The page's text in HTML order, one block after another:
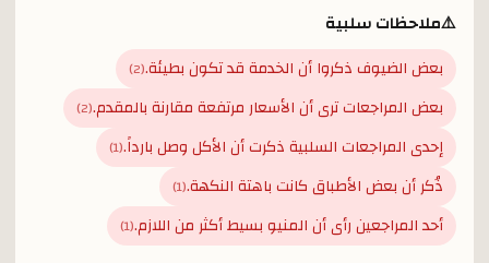
⚠️ملاحظات سلبية
بعض الضيوف ذكروا أن الخدمة قد تكون بطيئة.(
2
)
بعض المراجعات ترى أن الأسعار مرتفعة مقارنة بالمقدم.(
2
)
إحدى المراجعات السلبية ذكرت أن الأكل وصل بارداً.(
1
)
ذُكر أن بعض الأطباق كانت باهتة النكهة.(
1
)
أحد المراجعين رأى أن المنيو بسيط أكثر من اللازم.(
1
)